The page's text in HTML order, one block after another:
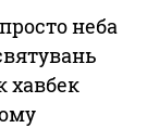
неба
хавбек